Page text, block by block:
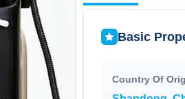
Basic
Country Of